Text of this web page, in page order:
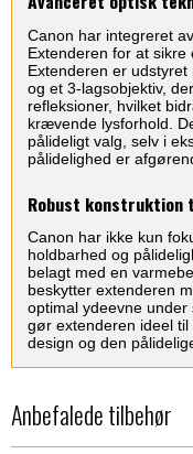
Canon har integreret
Extenderen for at sikre
Extenderen er
og et 3-lagsobjektiv,
refleksioner, hvilket
krævende lysforhold.
pålideligt valg, selv i
pålidelighed er
Robust konstruktion
Canon har ikke kun
holdbarhed og
belagt med en
beskytter extenderen
optimal ydeevne
gør extenderen ideel
design og den
Anbefalede tilbehør